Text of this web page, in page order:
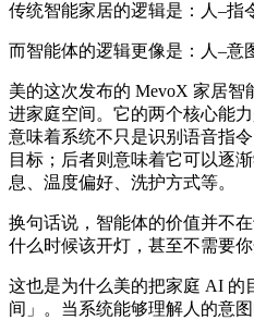
传统智能家居的逻辑是：人–指
而智能体的逻辑更像是：人–意
美的这次发布的 MevoX 家居
进家庭空间。它的两个核心能
意味着系统不只是识别语音指
目标；后者则意味着它可以逐
息、温度偏好、洗护方式等。
换句话说，智能体的价值并不
什么时候该开灯，甚至不需要你
这也是为什么美的把家庭 AI 的
间」。当系统能够理解人的意